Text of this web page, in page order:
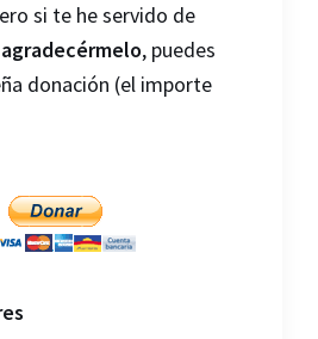
si te he servido de
, puedes
donación (el importe